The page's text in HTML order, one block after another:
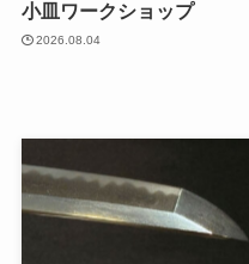
小皿ワークショップ
2026.08.04